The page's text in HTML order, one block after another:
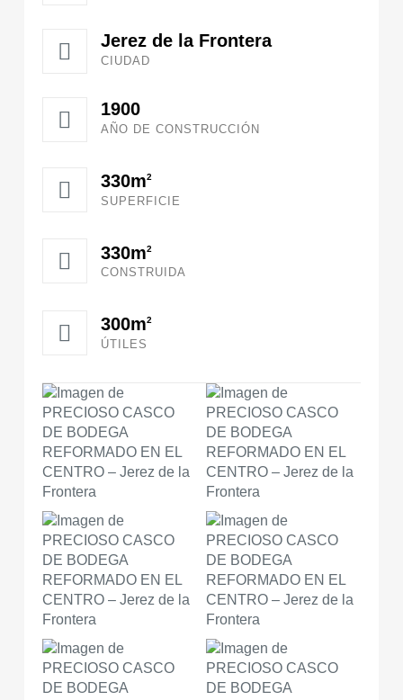
Jerez de la Frontera
CIUDAD
1900
AÑO DE CONSTRUCCIÓN
330m2
SUPERFICIE
330m2
CONSTRUIDA
300m2
ÚTILES